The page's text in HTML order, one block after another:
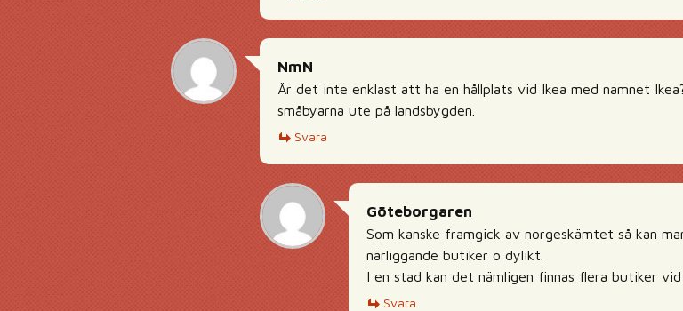
NmN
Är det inte enklast att ha en hållplats vid Ikea med namnet
småbyarna ute på landsbygden.
Svara
Göteborgaren
Som kanske framgick av norgeskämtet så kan
närliggande butiker o dylikt.
I en stad kan det nämligen finnas flera butiker vid
Svara